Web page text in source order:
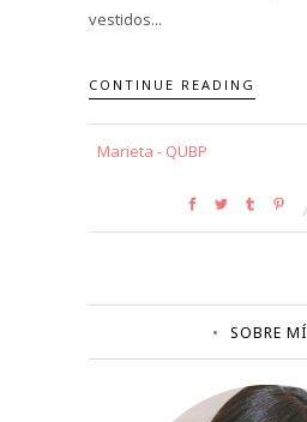
vestidos...
CONTINUE READING
Marieta - QUBP
SOBRE MÍ